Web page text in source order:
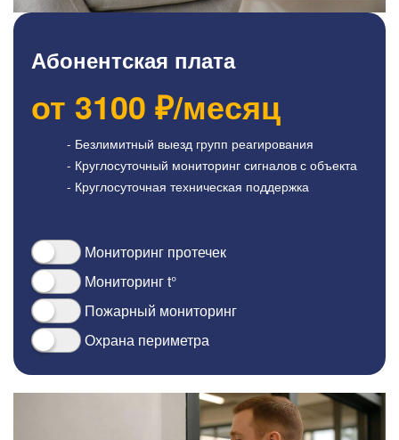
Абонентская плата
от 3100 ₽/месяц
- Безлимитный выезд групп реагирования
- Круглосуточный мониторинг сигналов с объекта
- Круглосуточная техническая поддержка
Мониторинг протечек
Мониторинг t°
Пожарный мониторинг
Охрана периметра